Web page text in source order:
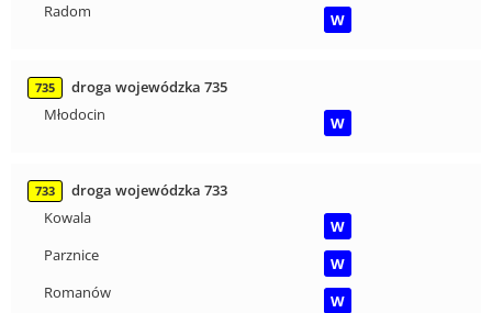
Radom
W
735
droga wojewódzka 735
Młodocin
W
733
droga wojewódzka 733
Kowala
W
Parznice
W
Romanów
W